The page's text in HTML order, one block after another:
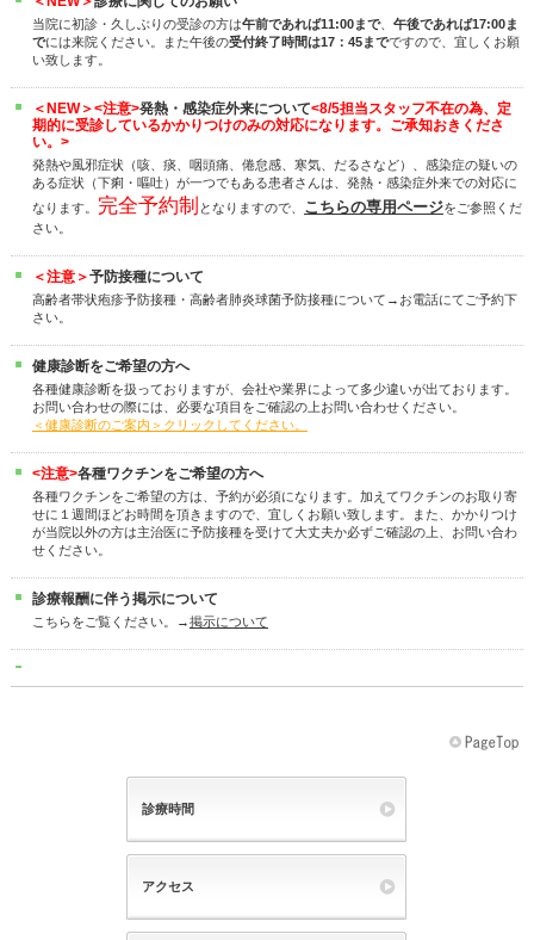
当院に初診・久しぶりの受診の方は午前であれば11:00まで、 午後であれば17:00ま
でには来院ください。また午後の受付終了時間は17：45までですので、宜しくお願
い致します。
＜NEW＞<注意>発熱・感染症外来について<8/5担当スタッフ不在の為、定
期的に受診しているかかりつけのみの対応になります。ご承知おきくださ
い。>
発熱や風邪症状（咳、痰、咽頭痛、倦怠感、寒気、だるさなど）、感染症の疑いの
ある症状（下痢・嘔吐）が一つでもある患者さんは、発熱・感染症外来での対応に
なります。 完全予約制 となりますので、 こちらの専用ページをご参照くだ
さい。
＜注意＞予防接種について
高齢者帯状疱疹予防接種・高齢者肺炎球菌予防接種について→お電話にてご予約下
さい。
健康診断をご希望の方へ
各種健康診断を扱っておりますが、会社や業界によって多少違いが出ております。
お問い合わせの際には、必要な項目をご確認の上お問い合わせください。
＜健康診断のご案内＞クリックしてください。
<注意>各種ワクチンをご希望の方へ
各種ワクチンをご希望の方は、予約が必須になります。加えてワクチンのお取り寄
せに１週間ほどお時間を頂きますので、宜しくお願い致します。また、かかりつけ
が当院以外の方は主治医に予防接種を受けて大丈夫か必ずご確認の上、お問い合わ
せください。
診療報酬に伴う掲示について
こちらをご覧ください。→掲示について
診療時間
アクセス